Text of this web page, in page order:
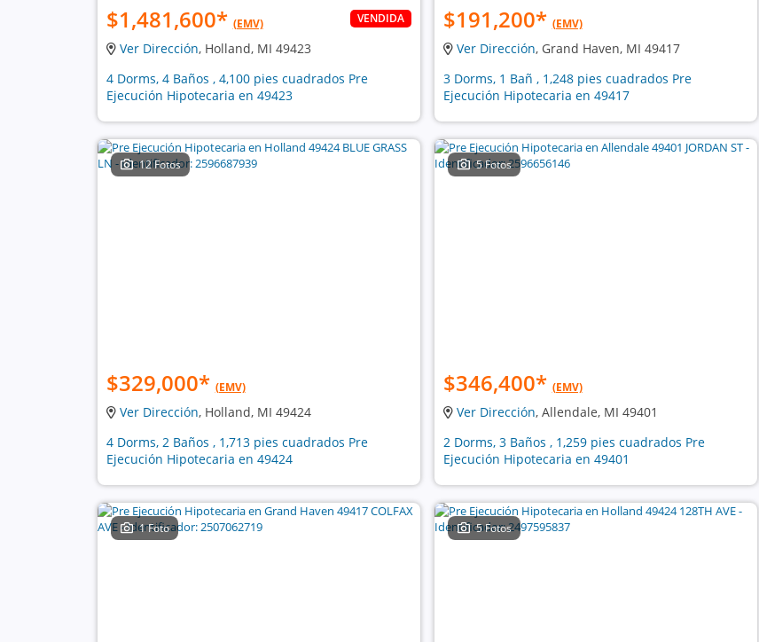
$1,481,600* (EMV) VENDIDA
Ver Dirección, Holland, MI 49423
4 Dorms, 4 Baños , 4,100 pies cuadrados Pre
Ejecución Hipotecaria en 49423
$191,200* (EMV)
Ver Dirección, Grand Haven, MI 49417
3 Dorms, 1 Bañ , 1,248 pies cuadrados Pre
Ejecución Hipotecaria en 49417
12 Fotos
$329,000* (EMV)
Ver Dirección, Holland, MI 49424
4 Dorms, 2 Baños , 1,713 pies cuadrados Pre
Ejecución Hipotecaria en 49424
5 Fotos
$346,400* (EMV)
Ver Dirección, Allendale, MI 49401
2 Dorms, 3 Baños , 1,259 pies cuadrados Pre
Ejecución Hipotecaria en 49401
1 Foto 5 Fotos